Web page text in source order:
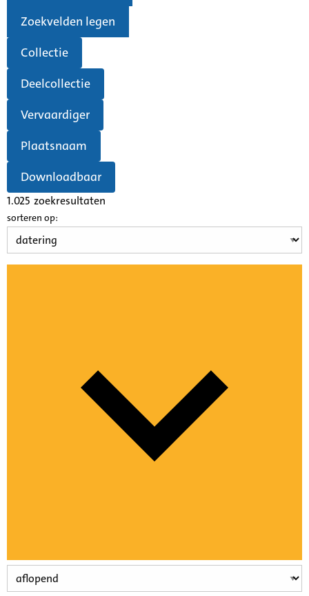
Zoekvelden legen
Collectie
Deelcollectie
Vervaardiger
Plaatsnaam
Downloadbaar
1.025 zoekresultaten
sorteren op: